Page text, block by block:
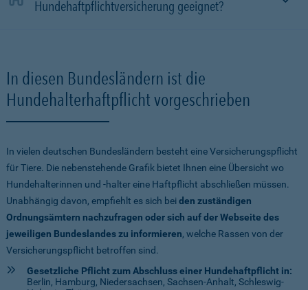
Hundehaftpflichtversicherung geeignet?
In diesen Bundesländern ist die
Hundehalterhaftpflicht vorgeschrieben
In vielen deutschen Bundesländern besteht eine Versicherungspflicht
für Tiere. Die nebenstehende Grafik bietet Ihnen eine Übersicht wo
Hundehalterinnen und -halter eine Haftpflicht abschließen müssen.
Unabhängig davon, empfiehlt es sich beiden zuständigen
Ordnungsämtern nachzufragen oder sich auf der Webseite des
jeweiligen Bundeslandes zu informieren, welche Rassen von der
Versicherungspflicht betroffen sind.
Gesetzliche Pflicht zum Abschluss einer Hundehaftpflicht in:
Berlin, Hamburg, Niedersachsen, Sachsen-Anhalt, Schleswig-